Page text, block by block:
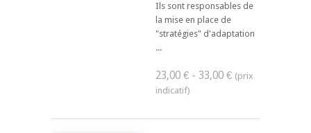
Ils sont responsables de
la mise en place de
"stratégies" d'adaptation
...
23,00 € - 33,00 €